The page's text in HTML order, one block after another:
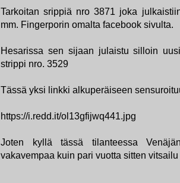
Tarkoitan srippiä nro 3871 joka
mm. Fingerporin omalta facebook sivulta.
Hesarissa sen sijaan julaistu silloin
strippi nro. 3529
Tässä yksi linkki alkuperäiseen
https://i.redd.it/ol13gfijwq441.jpg
Joten kyllä tässä tilanteessa
vakavempaa kuin pari vuotta sitten